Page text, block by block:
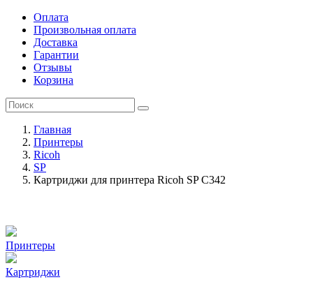
Оплата
Произвольная оплата
Доставка
Гарантии
Отзывы
Корзина
Главная
Принтеры
Ricoh
SP
Картриджи для принтера Ricoh SP C342
Принтеры
Картриджи